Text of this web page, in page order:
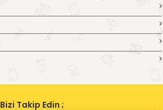
Bizi Takip Edin ;